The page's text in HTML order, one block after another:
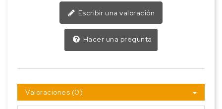
Escribir una valoración
Hacer una pregunta
Valoraciones (0)